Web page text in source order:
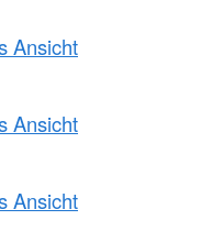
Ansicht
Ansicht
Ansicht